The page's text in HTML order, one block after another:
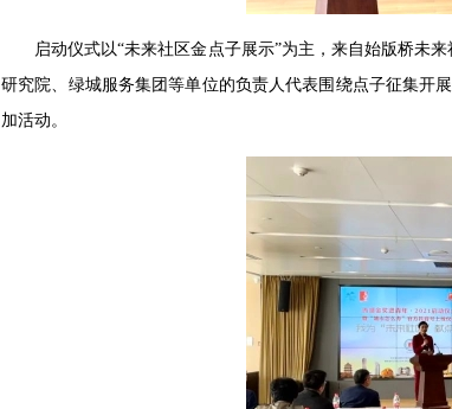
启动仪式以“未来社区金点子展示”为主，来自始版桥未
研究院、绿城服务集团等单位的负责人代表围绕点子征集开
加活动。